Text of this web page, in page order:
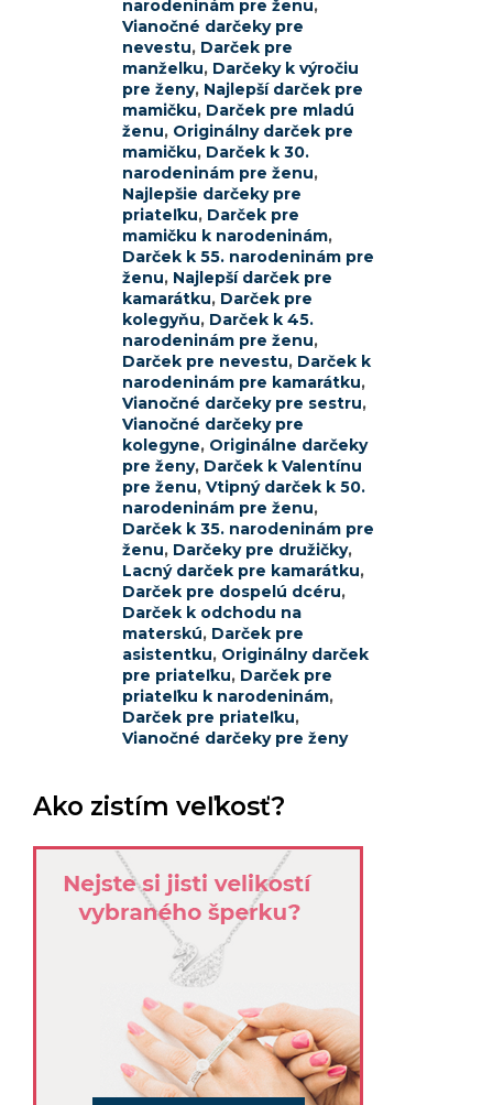
narodeninám pre ženu,
Vianočné darčeky pre
nevestu, Darček pre
manželku, Darčeky k výročiu
pre ženy, Najlepší darček pre
mamičku, Darček pre mladú
ženu, Originálny darček pre
mamičku, Darček k 30.
narodeninám pre ženu,
Najlepšie darčeky pre
priateľku, Darček pre
mamičku k narodeninám,
Darček k 55. narodeninám pre
ženu, Najlepší darček pre
kamarátku, Darček pre
kolegyňu, Darček k 45.
narodeninám pre ženu,
Darček pre nevestu, Darček k
narodeninám pre kamarátku,
Vianočné darčeky pre sestru,
Vianočné darčeky pre
kolegyne, Originálne darčeky
pre ženy, Darček k Valentínu
pre ženu, Vtipný darček k 50.
narodeninám pre ženu,
Darček k 35. narodeninám pre
ženu, Darčeky pre družičky,
Lacný darček pre kamarátku,
Darček pre dospelú dcéru,
Darček k odchodu na
materskú, Darček pre
asistentku, Originálny darček
pre priateľku, Darček pre
priateľku k narodeninám,
Darček pre priateľku,
Vianočné darčeky pre ženy
Ako zistím veľkosť?